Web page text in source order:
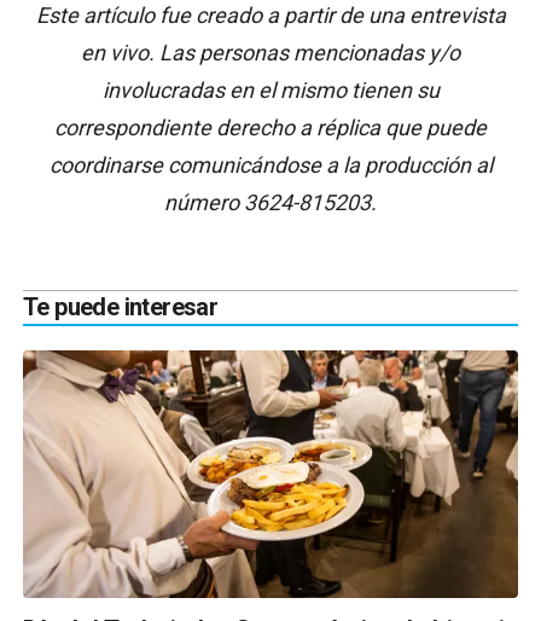
Este artículo fue creado a partir de una entrevista
en vivo. Las personas mencionadas y/o
involucradas en el mismo tienen su
correspondiente derecho a réplica que puede
coordinarse comunicándose a la producción al
número 3624-815203.
Te puede interesar